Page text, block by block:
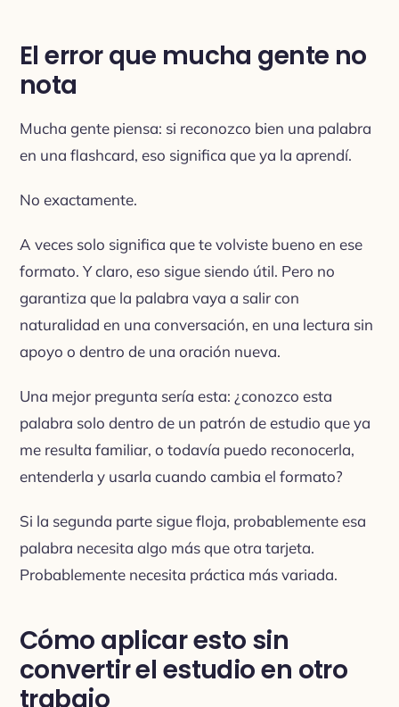
El error que mucha gente no
nota
Mucha gente piensa: si reconozco bien una palabra
en una flashcard, eso significa que ya la aprendí.
No exactamente.
A veces solo significa que te volviste bueno en ese
formato. Y claro, eso sigue siendo útil. Pero no
garantiza que la palabra vaya a salir con
naturalidad en una conversación, en una lectura sin
apoyo o dentro de una oración nueva.
Una mejor pregunta sería esta: ¿conozco esta
palabra solo dentro de un patrón de estudio que ya
me resulta familiar, o todavía puedo reconocerla,
entenderla y usarla cuando cambia el formato?
Si la segunda parte sigue floja, probablemente esa
palabra necesita algo más que otra tarjeta.
Probablemente necesita práctica más variada.
Cómo aplicar esto sin
convertir el estudio en otro
trabajo